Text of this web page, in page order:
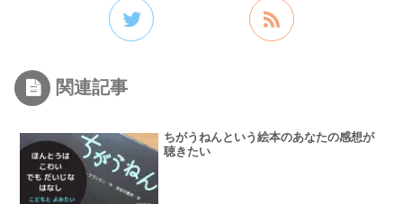
関連記事
ちがうねんという絵本のあなたの感想が
聴きたい